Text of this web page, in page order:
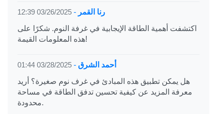
رنا القمر -
03/26/2025 12:39
اكتشفت أهمية الطاقة الإيجابية في غرفة النوم. شكرًا على
هذه المعلومات القيمة!
أحمد الشرق -
03/28/2025 01:44
هل يمكن تطبيق هذه المبادئ في غرف نوم صغيرة؟ أريد
معرفة المزيد عن كيفية تحسين تدفق الطاقة في مساحة
محدودة.